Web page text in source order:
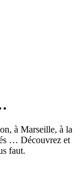
à Marseille, à la
… Découvrez et
faut.